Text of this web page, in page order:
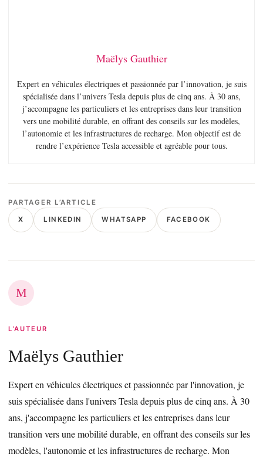
Maëlys Gauthier
Expert en véhicules électriques et passionnée par l’innovation, je suis
spécialisée dans l’univers Tesla depuis plus de cinq ans. À 30 ans,
j’accompagne les particuliers et les entreprises dans leur transition
vers une mobilité durable, en offrant des conseils sur les modèles,
l’autonomie et les infrastructures de recharge. Mon objectif est de
rendre l’expérience Tesla accessible et agréable pour tous.
PARTAGER L’ARTICLE
X LINKEDIN WHATSAPP FACEBOOK
M
L’AUTEUR
Maëlys Gauthier
Expert en véhicules électriques et passionnée par l'innovation, je
suis spécialisée dans l'univers Tesla depuis plus de cinq ans. À 30
ans, j'accompagne les particuliers et les entreprises dans leur
transition vers une mobilité durable, en offrant des conseils sur les
modèles, l'autonomie et les infrastructures de recharge. Mon